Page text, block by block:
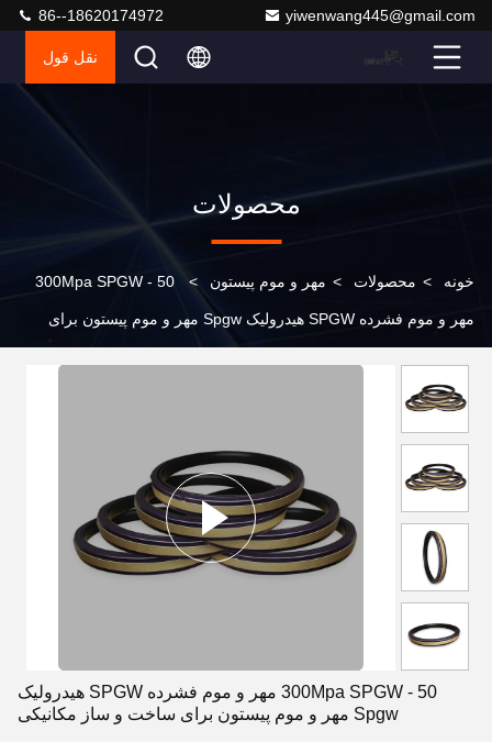
yiwenwang445@gmail.com
86--18620174972
نقل قول
محصولات
خونه > محصولات > مهر و موم پیستون >
50 - 300Mpa SPGW
مهر و موم فشرده SPGW هیدرولیک Spgw مهر و موم پیستون برای
50 - 300Mpa SPGW مهر و موم فشرده SPGW هیدرولیک
Spgw مهر و موم پیستون برای ساخت و ساز مکانیکی